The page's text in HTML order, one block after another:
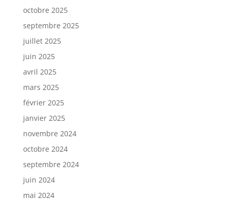
octobre 2025
septembre 2025
juillet 2025
juin 2025
avril 2025
mars 2025
février 2025
janvier 2025
novembre 2024
octobre 2024
septembre 2024
juin 2024
mai 2024